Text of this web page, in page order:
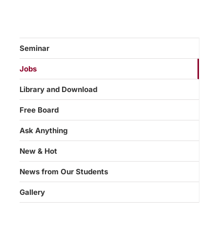
Seminar
Jobs
Library and Download
Free Board
Ask Anything
New & Hot
News from Our Students
Gallery